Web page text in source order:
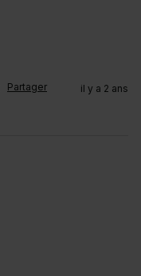
Partager il y a 2 ans